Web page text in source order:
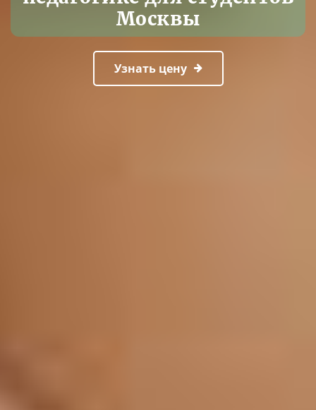
Москвы
Узнать цену